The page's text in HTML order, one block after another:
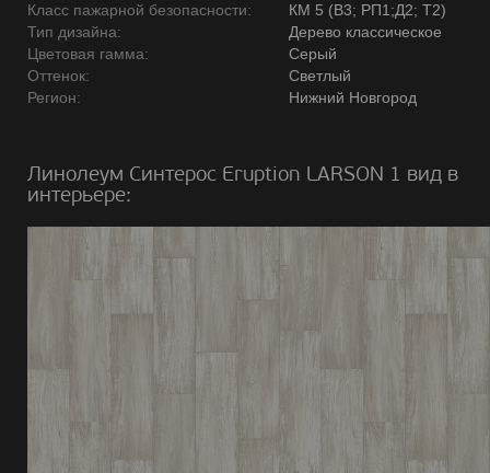
Класс пажарной безопасности:
КМ 5 (В3; РП1;Д2; Т2)
Тип дизайна:
Дерево классическое
Цветовая гамма:
Серый
Оттенок:
Светлый
Регион:
Нижний Новгород
Линолеум Синтерос Eruption LARSON 1 вид в
интерьере: